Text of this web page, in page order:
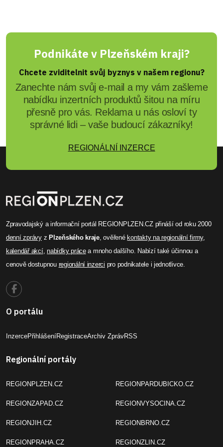
Podnikáte v Plzeňském kraji?
Chcete zviditelnit svůj byznys v našem regionu?
Zanechte nám svůj e-mail a my vám zašleme
nabídku inzertních produktů šitou na míru
přesně pro vás. Reklama u nás osloví ty
správné lidi – vaše budoucí zákazníky!
REGIONÁLNÍ INZERCE
Zpravodajský a informační portál REGIONPLZEN.CZ přináší od roku 2000
denní zprávyz Plzeňského kraje, ověřené kontakty na regionální firmy,
kalendář akcí,nabídky prácea mnoho dalšího. Nabízí také účinnou a
cenově dostupnou regionální inzerci pro podnikatele i jednotlivce.
O portálu
InzercePřihlášeníRegistraceArchiv ZprávRSS
Regionální portály
REGIONPLZEN.CZ
REGIONZAPAD.CZ
REGIONJIH.CZ
REGIONPRAHA.CZ
REGIONPARDUBICKO.CZ
REGIONVYSOCINA.CZ
REGIONBRNO.CZ
REGIONZLIN.CZ